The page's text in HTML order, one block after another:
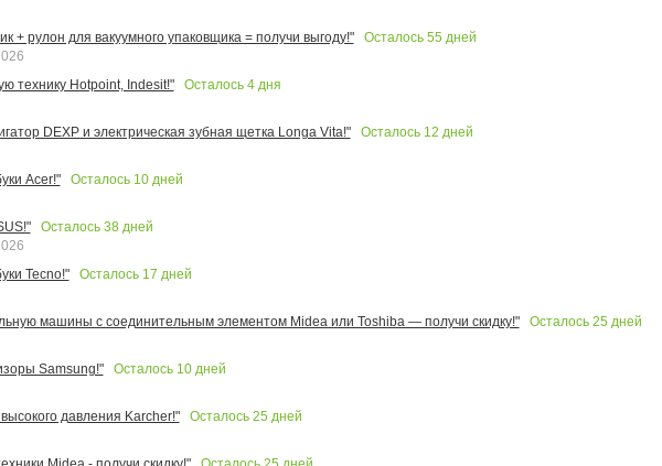
+ рулон для вакуумного упаковщика = получи выгоду!" Осталось 55 дней
технику Hotpoint, Indesit!"
Осталось 4дня
DEXP и электрическая зубная щетка Longa Vita!" Осталось 12 дней
Acer!" Осталось 10дней
Осталось 38дней
Tecno!"
Осталось 17 дней
машины с соединительным элементом Midea или Toshiba — получи скидку!" Осталось 25 дней
Samsung!" Осталось 10дней
давления Karcher!" Осталось 25 дней